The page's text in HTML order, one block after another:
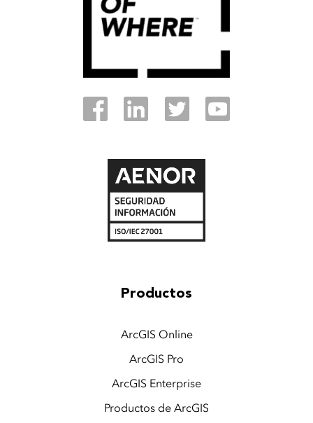
Productos
ArcGIS Online
ArcGIS Pro
ArcGIS Enterprise
Productos de ArcGIS